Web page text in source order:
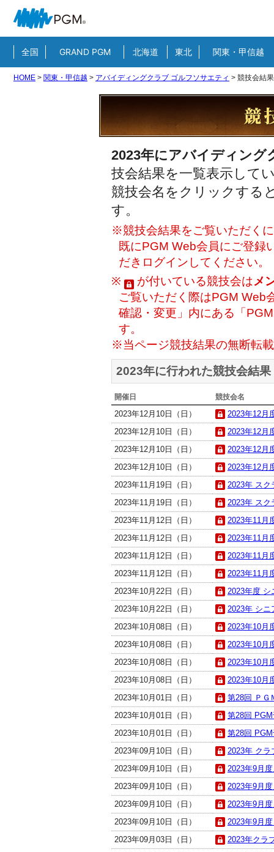
全国 GRAND PGM 北海道 東北 関東・甲信越
HOME > 関東・甲信越 > アバイディングクラブ ゴルフソサエティ > 競技会結
2023年にアバイディン
技会結果を一覧表示して
競技会名をクリックする
す。
※競技会結果をご覧いただく
既にPGM Web会員にご登録
だきログインしてください。
※
が付いている競技会はメ
ご覧いただく際はPGM Web
確認・変更」内にある「
す。
※当ページ競技結果の無断転
2023年に行われた競技会結果
開催日 競技会名
2023年12月10日（日）
2023年12月
2023年12月10日（日）
2023年12月
2023年12月10日（日）
2023年12月
2023年12月10日（日）
2023年12月
2023年11月19日（日）
2023年 スク
2023年11月19日（日）
2023年 スク
2023年11月12日（日）
2023年11月
2023年11月12日（日）
2023年11月
2023年11月12日（日）
2023年11月
2023年11月12日（日）
2023年11月
2023年10月22日（日）
2023年度 シ
2023年10月22日（日）
2023年 シニ
2023年10月08日（日）
2023年10月
2023年10月08日（日）
2023年10月
2023年10月08日（日）
2023年10月
2023年10月08日（日）
2023年10月
2023年10月01日（日）
第28回 ＰＧ
2023年10月01日（日）
第28回
2023年10月01日（日）
第28回
2023年09月10日（日）
2023年 クラ
2023年09月10日（日）
2023年9月
2023年09月10日（日）
2023年9月
2023年09月10日（日）
2023年9月
2023年09月10日（日）
2023年9月
2023年09月03日（日）
2023年クラ